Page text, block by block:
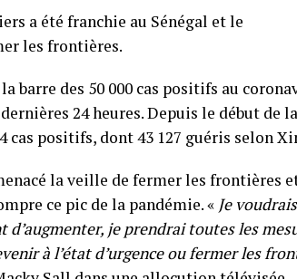
a été franchie au Sénégal et le
les frontières.
barre des 50 000 cas positifs au
24 heures. Depuis le début de
cas positifs, dont 43 127 guéris selon
la veille de fermer les frontières
ce pic de la pandémie. « Je
je prendrai toutes les
à l’état d’urgence ou fermer les